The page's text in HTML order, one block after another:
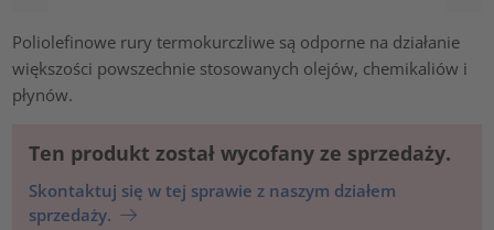
Poliolefinowe rury termokurczliwe są odporne na działanie
większości powszechnie stosowanych olejów, chemikaliów i
płynów.
Ten produkt został wycofany ze sprzedaży.
Skontaktuj się w tej sprawie z naszym działem
sprzedaży.